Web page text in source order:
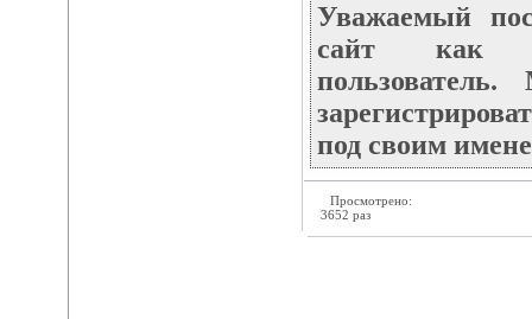
Уважаемый
сайт как
под своим
Просмотрено:
3652 раз